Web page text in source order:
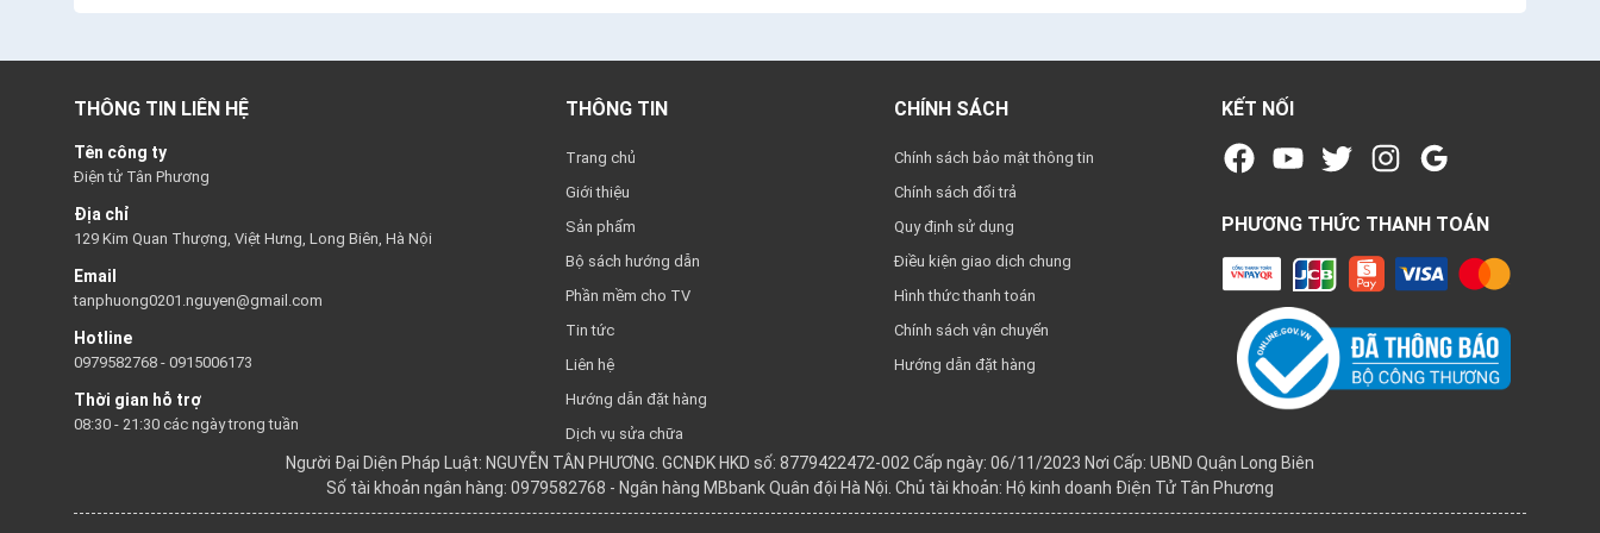
THÔNG TIN LIÊN HỆ
Tên công ty
Điện tử Tân Phương
Địa chỉ
129 Kim Quan Thượng, Việt Hưng, Long Biên, Hà Nội
Email
tanphuong0201.nguyen@gmail.com
Hotline
0979582768 - 0915006173
Thời gian hỗ trợ
08:30 - 21:30 các ngày trong tuần
THÔNG TIN
Trang chủ
Giới thiệu
Sản phẩm
Bộ sách hướng dẫn
Phần mềm cho TV
Tin tức
Liên hệ
Hướng dẫn đặt hàng
Dịch vụ sửa chữa
CHÍNH SÁCH
Chính sách bảo mật thông tin
Chính sách đổi trả
Quy định sử dụng
Điều kiện giao dịch chung
Hình thức thanh toán
Chính sách vận chuyển
Hướng dẫn đặt hàng
KẾT NỐI
PHƯƠNG THỨC THANH TOÁN
Người Đại Diện Pháp Luật: NGUYỄN TÂN PHƯƠNG. GCNĐK HKD số: 8779422472-002 Cấp ngày: 06/11/2023 Nơi Cấp: UBND Quận Long Biên
Số tài khoản ngân hàng: 0979582768 - Ngân hàng MBbank Quân đội Hà Nội. Chủ tài khoản: Hộ kinh doanh Điện Tử Tân Phương